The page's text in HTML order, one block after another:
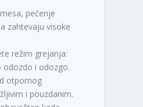
pečenje
zahtevaju visoke
režim grejanja:
i odozgo.
otpornog
i pouzdanim.